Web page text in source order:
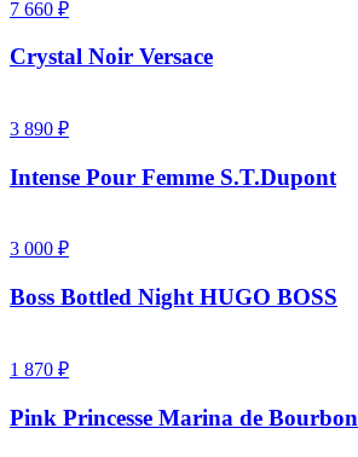
7 660 ₽
Crystal Noir Versace
3 890 ₽
Intense Pour Femme S.T.Dupont
3 000 ₽
Boss Bottled Night HUGO BOSS
1 870 ₽
Pink Princesse Marina de Bourbon